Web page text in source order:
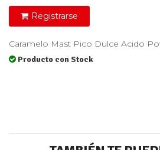
Registrarse
Caramelo Mast Pico Dulce Acido
Producto con Stock